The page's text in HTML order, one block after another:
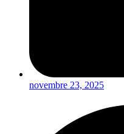
novembre 23, 2025